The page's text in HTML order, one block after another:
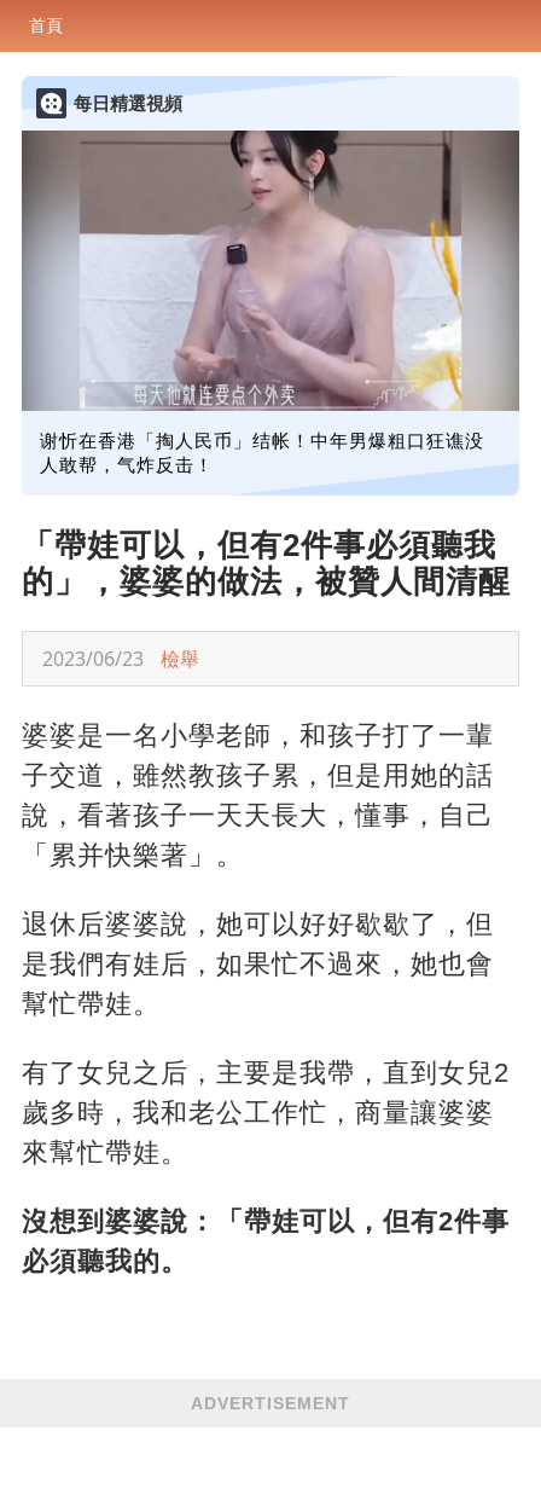
首頁
每日精選視頻
谢忻在香港「掏人民币」结帐！中年男爆粗口狂谯没
人敢帮，气炸反击！
「帶娃可以，但有2件事必須聽我
的」，婆婆的做法，被贊人間清醒
2023/06/23 檢舉
婆婆是一名小學老師，和孩子打了一輩
子交道，雖然教孩子累，但是用她的話
說，看著孩子一天天長大，懂事，自己
「累并快樂著」。
退休后婆婆說，她可以好好歇歇了，但
是我們有娃后，如果忙不過來，她也會
幫忙帶娃。
有了女兒之后，主要是我帶，直到女兒2
歲多時，我和老公工作忙，商量讓婆婆
來幫忙帶娃。
沒想到婆婆說：「帶娃可以，但有2件事
必須聽我的。
ADVERTISEMENT